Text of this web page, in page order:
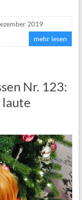
2019
mehr lesen
Nr. 123: